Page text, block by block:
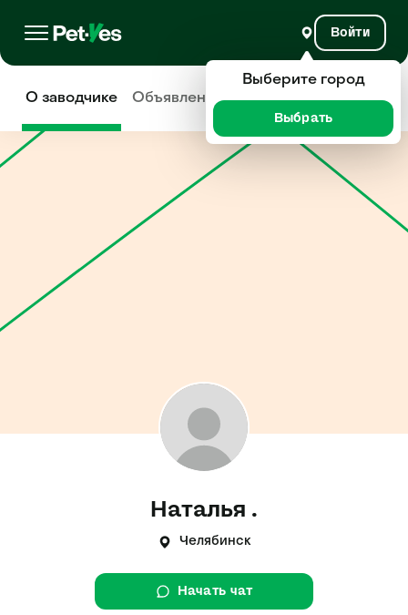
Войти
О заводчике Объявления Отзывы
Наталья .
Челябинск
Начать чат
Выберите город
Выбрать